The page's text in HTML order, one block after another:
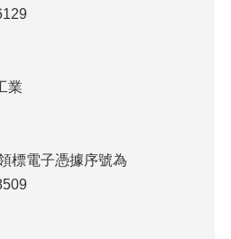
業
標電子憑據序號為